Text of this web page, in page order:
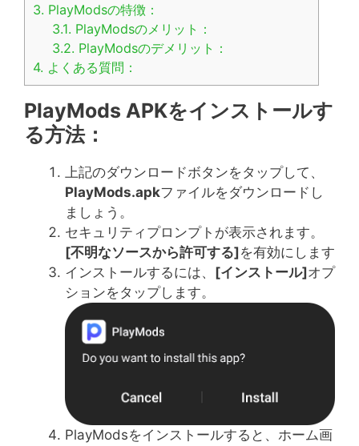
3. PlayModsの特徴：
3.1. PlayModsのメリット：
3.2. PlayModsのデメリット：
4. よくある質問：
PlayMods APKをインストールす
る方法：
上記のダウンロードボタンをタップして、
PlayMods.apkファイルをダウンロードし
ましょう。
セキュリティプロンプトが表示されます。
[不明なソースから許可する] を有効にします
インストールするには、 [インストール]オプ
ションをタップします。
PlayModsをインストールすると、ホーム画